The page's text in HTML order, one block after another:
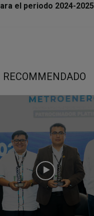
el periodo 2024-2025
RECOMMENDADO